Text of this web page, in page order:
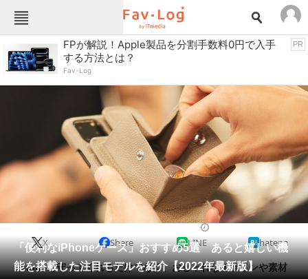
Fav-Logカテゴリー一覧
TOP
インテリア・収納 おもちゃ・ホビー
キッチン家電
ゲーム
コンテンツ・サービス スイーツ・お菓子
スポーツ・レジャー スマホ・携帯電話
パソコン・タブレット ファッション
ペット 家電
工具・DIY 本・DVD・CD
FPが解説！Apple製品を分割手数料0円で入手
する方法とは？
Fav-Log
PR
「便利なiPhoneケース」おすすめ5選 あると嬉しい機
能を搭載した注目モデルを紹介【2022年最新版】
X Share LINE hatena
iPhoneを守ってくれるだけでなく、おしゃれなデザインや素材